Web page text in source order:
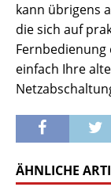
kann übrigens
die sich auf
Fernbedienung
einfach Ihre
ÄHNLICHE